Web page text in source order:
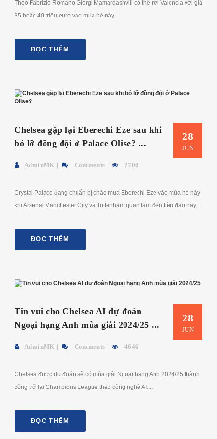
Theo Fabrizio Romano Giorgi Mamardashvili có thể rời Valencia với giá
35 hoặc 40 triệu euro vào mùa hè này....
ĐỌC THÊM
28
JUN
Chelsea gặp lại Eberechi Eze sau khi
bỏ lỡ đồng đội ở Palace Olise? ...
AdminMK Comments 7700
Crystal Palace đang chuẩn bị chào mua Eberechi Eze vào mùa hè này
khi Arsenal Manchester City và Tottenham quan tâm đến tiền đạo này....
ĐỌC THÊM
28
JUN
Tin vui cho Chelsea AI dự đoán
Ngoại hạng Anh mùa giải 2024/25 ...
AdminMK Comments 4646
Chelsea được dự đoán sẽ có mùa giải Ngoại hạng Anh 2024/25 thành
công trở lại Champions League theo công nghệ AI....
ĐỌC THÊM